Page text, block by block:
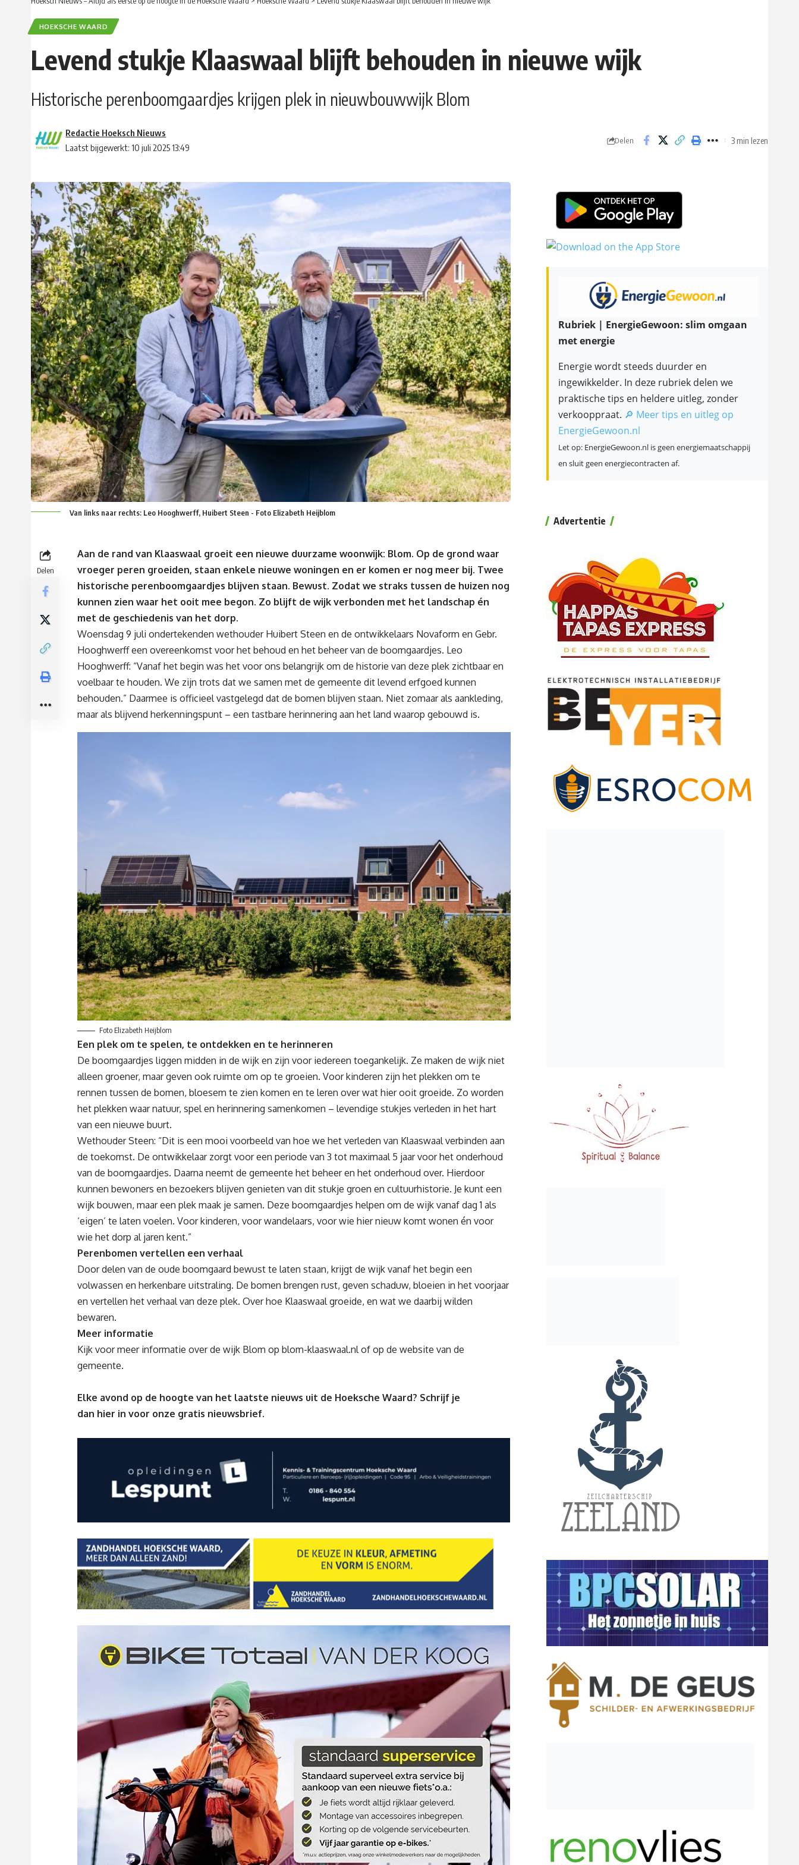
HOEKSCHE WAARD
Levend stukje Klaaswaal blijft behouden in nieuwe wijk
Historische perenboomgaardjes krijgen plek in nieuwbouwwijk Blom
Laatst bijgewerkt: 10 juli 2025 13:49
Redactie Hoeksch Nieuws
Delen 3 min lezen
Van links naar rechts: Leo Hooghwerff, Huibert Steen - Foto Elizabeth Heijblom
Delen
Aan de rand van Klaaswaal groeit een nieuwe duurzame woonwijk: Blom. Op de grond waar
vroeger peren groeiden, staan enkele nieuwe woningen en er komen er nog meer bij. Twee
historische perenboomgaardjes blijven staan. Bewust. Zodat we straks tussen de huizen nog
kunnen zien waar het ooit mee begon. Zo blijft de wijk verbonden met het landschap én
met de geschiedenis van het dorp.
Woensdag 9 juli ondertekenden wethouder Huibert Steen en de ontwikkelaars Novaform en Gebr.
Hooghwerff een overeenkomst voor het behoud en het beheer van de boomgaardjes. Leo
Hooghwerff: “Vanaf het begin was het voor ons belangrijk om de historie van deze plek zichtbaar en
voelbaar te houden. We zijn trots dat we samen met de gemeente dit levend erfgoed kunnen
behouden.” Daarmee is officieel vastgelegd dat de bomen blijven staan. Niet zomaar als aankleding,
maar als blijvend herkenningspunt – een tastbare herinnering aan het land waarop gebouwd is.
Foto Elizabeth Heijblom
Een plek om te spelen, te ontdekken en te herinneren
De boomgaardjes liggen midden in de wijk en zijn voor iedereen toegankelijk. Ze maken de wijk niet
alleen groener, maar geven ook ruimte om op te groeien. Voor kinderen zijn het plekken om te
rennen tussen de bomen, bloesem te zien komen en te leren over wat hier ooit groeide. Zo worden
het plekken waar natuur, spel en herinnering samenkomen – levendige stukjes verleden in het hart
van een nieuwe buurt.
Wethouder Steen: “Dit is een mooi voorbeeld van hoe we het verleden van Klaaswaal verbinden aan
de toekomst. De ontwikkelaar zorgt voor een periode van 3 tot maximaal 5 jaar voor het onderhoud
van de boomgaardjes. Daarna neemt de gemeente het beheer en het onderhoud over. Hierdoor
kunnen bewoners en bezoekers blijven genieten van dit stukje groen en cultuurhistorie. Je kunt een
wijk bouwen, maar een plek maak je samen. Deze boomgaardjes helpen om de wijk vanaf dag 1 als
‘eigen’ te laten voelen. Voor kinderen, voor wandelaars, voor wie hier nieuw komt wonen én voor
wie het dorp al jaren kent.”
Perenbomen vertellen een verhaal
Door delen van de oude boomgaard bewust te laten staan, krijgt de wijk vanaf het begin een
volwassen en herkenbare uitstraling. De bomen brengen rust, geven schaduw, bloeien in het voorjaar
en vertellen het verhaal van deze plek. Over hoe Klaaswaal groeide, en wat we daarbij wilden
bewaren.
Meer informatie
Kijk voor meer informatie over de wijk Blom op blom-klaaswaal.nlof op de website van de
gemeente.
Elke avond op de hoogte van het laatste nieuws uit de Hoeksche Waard? Schrijf je
dan hier in voor onze gratis nieuwsbrief.
Rubriek | EnergieGewoon: slim omgaan
met energie
Energie wordt steeds duurder en
ingewikkelder. In deze rubriek delen we
praktische tips en heldere uitleg, zonder
verkooppraat. 🔎 Meer tips en uitleg op
EnergieGewoon.nl
Let op: EnergieGewoon.nl is geen energiemaatschappij
en sluit geen energiecontracten af.
Advertentie